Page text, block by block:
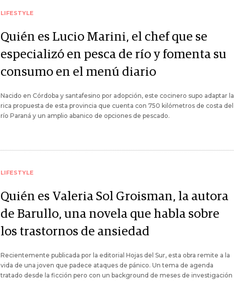
LIFESTYLE
Quién es Lucio Marini, el chef que se
especializó en pesca de río y fomenta su
consumo en el menú diario
Nacido en Córdoba y santafesino por adopción, este cocinero supo adaptar la
rica propuesta de esta provincia que cuenta con 750 kilómetros de costa del
río Paraná y un amplio abanico de opciones de pescado.
LIFESTYLE
Quién es Valeria Sol Groisman, la autora
de Barullo, una novela que habla sobre
los trastornos de ansiedad
Recientemente publicada por la editorial Hojas del Sur, esta obra remite a la
vida de una joven que padece ataques de pánico. Un tema de agenda
tratado desde la ficción pero con un background de meses de investigación